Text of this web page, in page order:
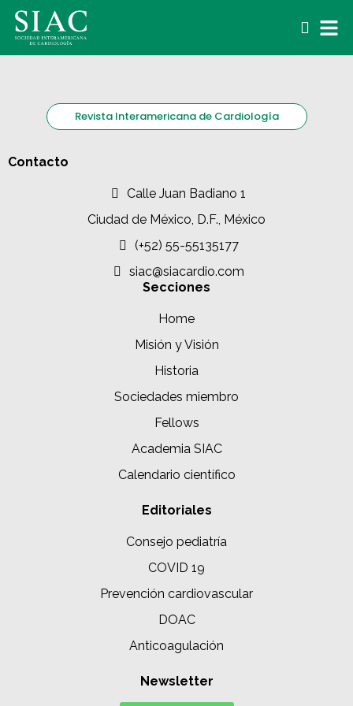
Revista Interamericana de Cardiología
Contacto
Calle Juan Badiano 1
Ciudad de México, D.F., México
(+52) 55-55135177
siac@siacardio.com
Secciones
Home
Misión y Visión
Historia
Sociedades miembro
Fellows
Academia SIAC
Calendario científico
Editoriales
Consejo pediatría
COVID 19
Prevención cardiovascular
DOAC
Anticoagulación
Newsletter